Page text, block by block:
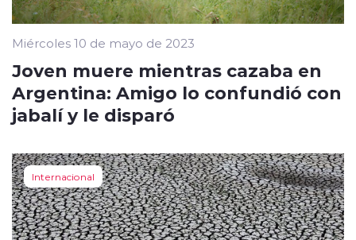
Miércoles 10 de mayo de 2023
Joven muere mientras cazaba en
Argentina: Amigo lo confundió con
jabalí y le disparó
Internacional